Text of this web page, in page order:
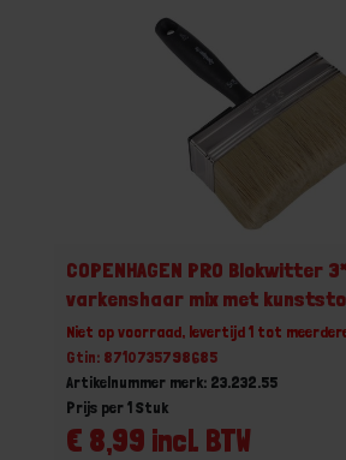
COPENHAGEN PRO Blokwitter
varkenshaar mix met
5x15CM
Niet op voorraad, levertijd 1 tot
Gtin: 8710735798685
Artikelnummer merk: 23.232.55
€ 8,99 incl. BTW
Prijs per 1 Stuk